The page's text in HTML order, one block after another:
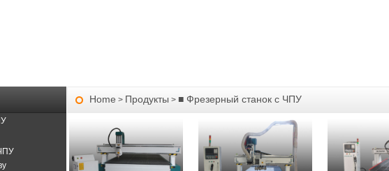
Home > Продукты > ■ Фрезерный станок с ЧПУ